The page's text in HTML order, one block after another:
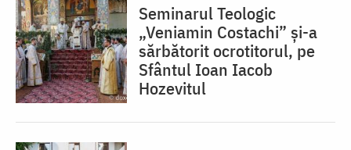
Seminarul Teologic
„Veniamin Costachi” și-a
sărbătorit ocrotitorul, pe
Sfântul Ioan Iacob
Hozevitul